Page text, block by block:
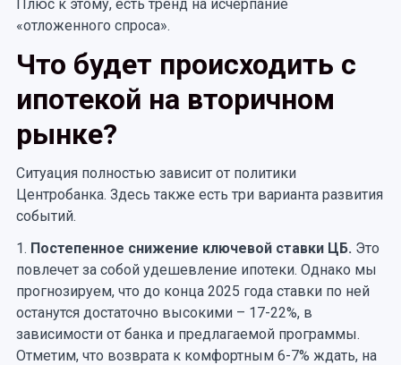
Плюс к этому, есть тренд на исчерпание
«отложенного спроса».
Что будет происходить с
ипотекой на вторичном
рынке?
Ситуация полностью зависит от политики
Центробанка. Здесь также есть три варианта развития
событий.
1. Постепенное снижение ключевой ставки ЦБ. Это
повлечет за собой удешевление ипотеки. Однако мы
прогнозируем, что до конца 2025 года ставки по ней
останутся достаточно высокими – 17-22%, в
зависимости от банка и предлагаемой программы.
Отметим, что возврата к комфортным 6-7% ждать, на